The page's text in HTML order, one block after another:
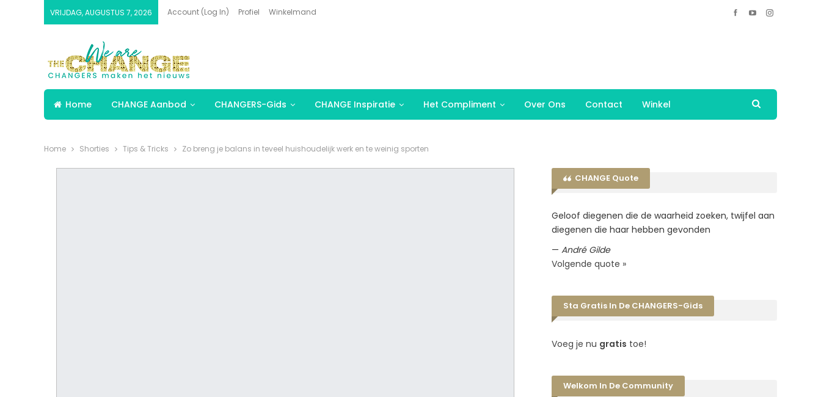
VRIJDAG, AUGUSTUS 7, 2026 Account (Log In) Profiel Winkelmand
Home CHANGE Aanbod CHANGERS-Gids CHANGE Inspiratie Het Compliment Over Ons Contact Winkel
Home Shorties Tips & Tricks Zo breng je balans in teveel huishoudelijk werk en te weinig sporten
CHANGE Quote
Geloof diegenen die de waarheid zoeken, twijfel aan
diegenen die haar hebben gevonden
— André Gilde
Volgende quote »
Sta Gratis In De CHANGERS-Gids
Voeg je nu gratis toe!
Welkom In De Community